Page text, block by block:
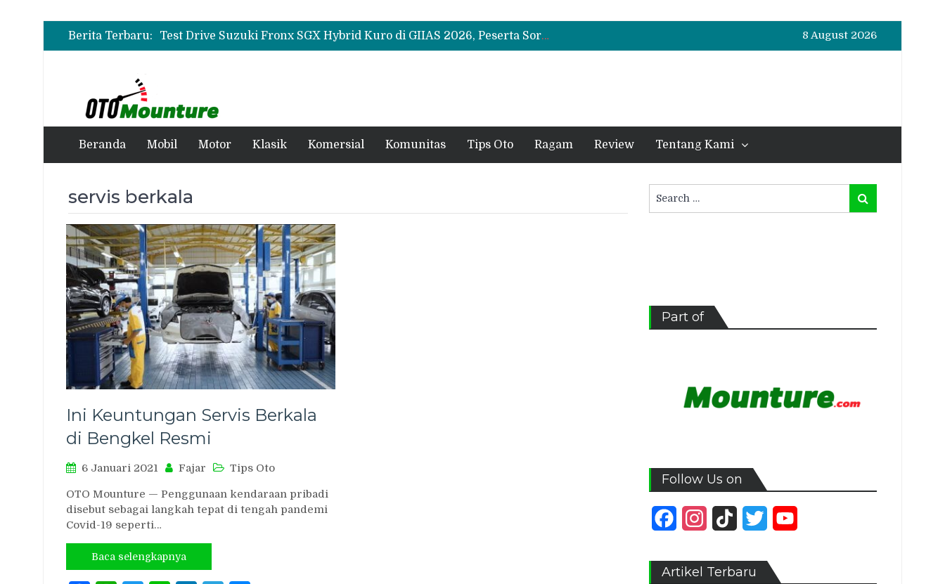
Berita Terbaru:
Beli Mobil Jangan Cuma Lihat Cicilan, TAF dan OJK Tekankan Pentingnya Literasi Keuangan
Test Drive Suzuki Fronx SGX Hybrid Kuro di GIIAS 2026, Peserta Soroti Desain Sporty dan DVR
Leapmotor Mulai Perakitan Lokal di Indonesia, B10 dan C10 Jadi Model Perdana
8 August 2026
Beranda Mobil Motor Klasik Komersial Komunitas Tips Oto Ragam Review Tentang Kami
servis berkala
Ini Keuntungan Servis Berkala
di Bengkel Resmi
6 Januari 2021 Fajar Tips Oto
OTO Mounture — Penggunaan kendaraan pribadi
disebut sebagai langkah tepat di tengah pandemi
Covid-19 seperti…
Baca selengkapnya
for:
Search
Part of
Follow Us on
FacebookInstagram
TikTok Twitter
Artikel Terbaru